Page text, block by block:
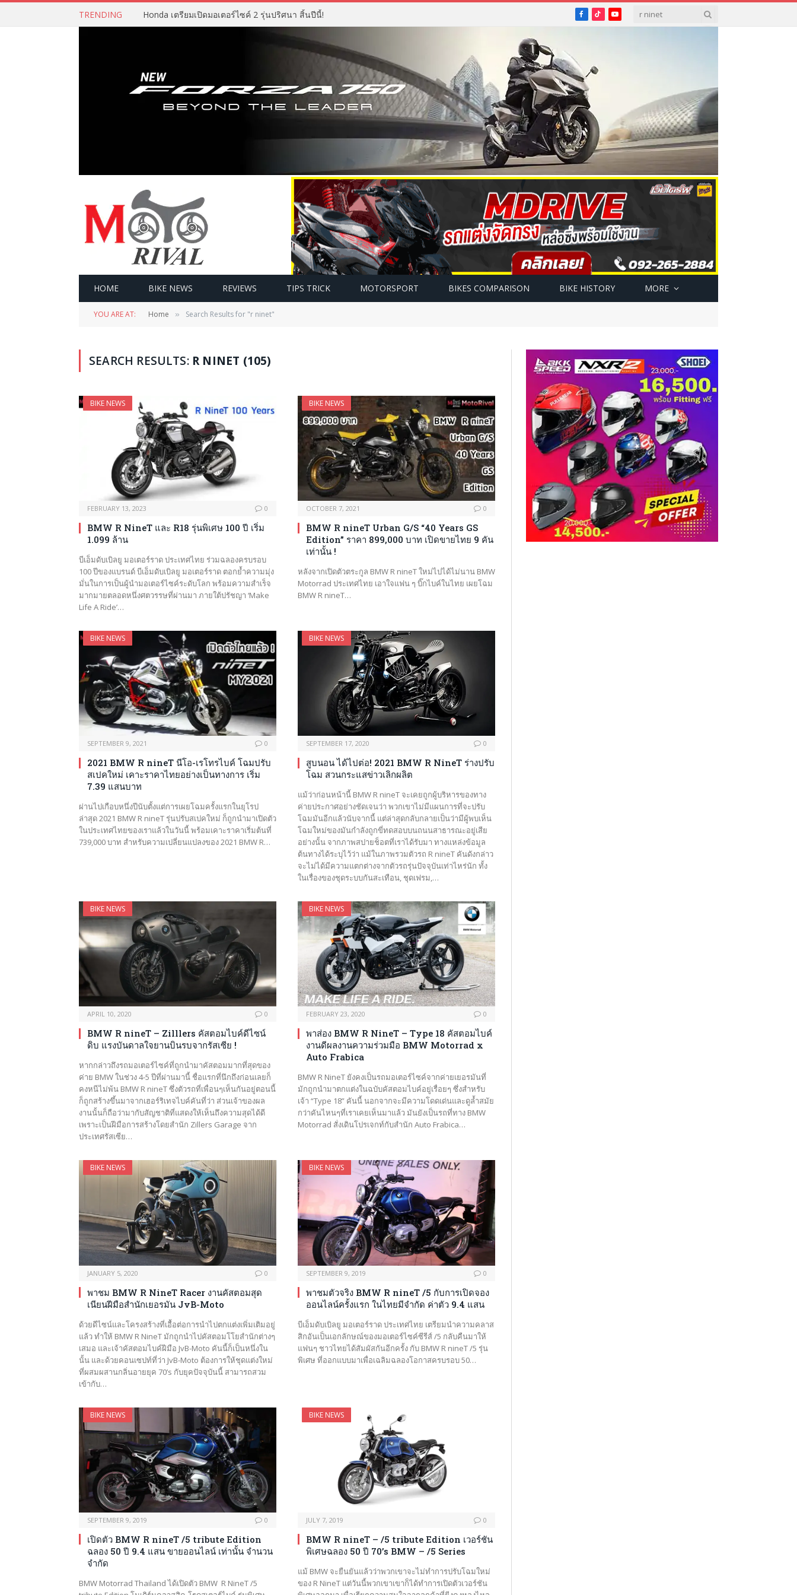
TRENDING Facebook
TikTokYouTube
HOME BIKE NEWS REVIEWS TIPS TRICK MOTORSPORT BIKES COMPARISON BIKE HISTORY MORE
YOU ARE AT: Home » Search Results for "r ninet"
SEARCH RESULTS: R NINET (105)
BIKE NEWS
FEBRUARY 13, 2023 0
BMW R NineT และ R18 รุ่นพิเศษ 100 ปี เริ่ม
1.099 ล้าน
บีเอ็มดับเบิลยู มอเตอร์ราด ประเทศไทย ร่วมฉลองครบรอบ
100 ปีของแบรนด์ บีเอ็มดับเบิลยู มอเตอร์ราด ตอกย้ำความมุ่ง
มั่นในการเป็นผู้นำมอเตอร์ไซค์ระดับโลก พร้อมความสำเร็จ
มากมายตลอดหนึ่งศตวรรษที่ผ่านมา ภายใต้ปรัชญา ‘Make
Life A Ride’…
BIKE NEWS
OCTOBER 7, 2021 0
BMW R nineT Urban G/S “40 Years GS
Edition” ราคา 899,000 บาท เปิดขายไทย 9 คัน
เท่านั้น !
หลังจากเปิดตัวตระกูล BMW R nineT ใหม่ไปได้ไม่นาน BMW
Motorrad ประเทศไทย เอาใจแฟน ๆ บิ๊กไบค์ในไทย เผยโฉม
BMW R nineT…
BIKE NEWS
SEPTEMBER 9, 2021 0
2021 BMW R nineT นีโอ-เรโทรไบค์ โฉมปรับ
สเปคใหม่ เคาะราคาไทยอย่างเป็นทางการ เริ่ม
7.39 แสนบาท
ผ่านไปเกือบหนึ่งปีนับตั้งแต่การเผยโฉมครั้งแรกในยุโรป
ล่าสุด 2021 BMW R nineT รุ่นปรับสเปคใหม่ ก็ถูกนำมาเปิดตัว
ในประเทศไทยของเราแล้วในวันนี้ พร้อมเคาะราคาเริ่มต้นที่
739,000 บาท สำหรับความเปลี่ยนแปลงของ 2021 BMW R…
BIKE NEWS
SEPTEMBER 17, 2020 0
สูบนอน ได้ไปต่อ! 2021 BMW R NineT ร่างปรับ
โฉม สวนกระแสข่าวเลิกผลิต
แม้ว่าก่อนหน้านี้ BMW R nineT จะเคยถูกผู้บริหารของทาง
ค่ายประกาศอย่างชัดเจนว่า พวกเขาไม่มีแผนการที่จะปรับ
โฉมมันอีกแล้วนับจากนี้ แต่ล่าสุดกลับกลายเป็นว่ามีผู้พบเห็น
โฉมใหม่ของมันกำลังถูกขี่ทดสอบบนถนนสาธารณะอยู่เสีย
อย่างนั้น จากภาพสปายช็อตที่เราได้รับมา ทางแหล่งข้อมูล
ต้นทางได้ระบุไว้ว่า แม้ในภาพรวมตัวรถ R nineT คันดังกล่าว
จะไม่ได้มีความแตกต่างจากตัวรถรุ่นปัจจุบันเท่าไหร่นัก ทั้ง
ในเรื่องของชุดระบบกันสะเทือน, ชุดเฟรม,…
BIKE NEWS
APRIL 10, 2020 0
BMW R nineT – Zilllers คัสตอมไบค์ดีไซน์
ดิบ แรงบันดาลใจยานบินรบจากรัสเซีย !
หากกล่าวถึงรถมอเตอร์ไซค์ที่ถูกนำมาคัสตอมมากที่สุดของ
ค่าย BMW ในช่วง 4-5 ปีที่ผ่านมานี้ ชื่อแรกที่นึกถึงก่อนเลยก็
คงหนีไม่พ้น BMW R nineT ซึ่งตัวรถที่เพื่อนๆเห็นกันอยู่ตอนนี้
ก็ถูกสร้างขึ้นมาจากเฮอร์ริเทจไบค์คันที่ว่า ส่วนเจ้าของผล
งานนั้นก็ถือว่ามากับสัญชาติที่แสดงให้เห็นถึงความสุดได้ดี
เพราะเป็นฝีมือการสร้างโดยสำนัก Zillers Garage จาก
ประเทศรัสเซีย…
BIKE NEWS
FEBRUARY 23, 2020 0
พาส่อง BMW R NineT – Type 18 คัสตอมไบค์
งานดีผลงานความร่วมมือ BMW Motorrad x
Auto Frabica
BMW R NineT ยังคงเป็นรถมอเตอร์ไซค์จากค่ายเยอรมันที่
มักถูกนำมาตกแต่งในฉบับคัสตอมไบค์อยู่เรื่อยๆ ซึ่งสำหรับ
เจ้า “Type 18” คันนี้ นอกจากจะมีความโดดเด่นและดูล้ำสมัย
กว่าคันไหนๆที่เราเคยเห็นมาแล้ว มันยังเป็นรถที่ทาง BMW
Motorrad สั่งเดินโปรเจกท์กับสำนัก Auto Frabica…
BIKE NEWS
JANUARY 5, 2020 0
พาชม BMW R NineT Racer งานคัสตอมสุด
เนียนฝีมือสำนักเยอรมัน JvB-Moto
ด้วยดีไซน์และโครงสร้างที่เอื้อต่อการนำไปตกแต่งเพิ่มเติมอยู่
แล้ว ทำให้ BMW R NineT มักถูกนำไปคัสตอมโโยสำนักต่างๆ
เสมอ และเจ้าคัสตอมไบค์ฝีมือ JvB-Moto คันนี้ก็เป็นหนึ่งใน
นั้น และด้วยคอนเซปท์ที่ว่า JvB-Moto ต้องการให้ชุดแต่งใหม่
ที่ผสมผสานกลิ่นอายยุค 70’s กับยุคปัจจุบันนี้ สามารถสวม
เข้ากับ…
BIKE NEWS
SEPTEMBER 9, 2019 0
พาชมตัวจริง BMW R nineT /5 กับการเปิดจอง
ออนไลน์ครั้งแรก ในไทยมีจำกัด ค่าตัว 9.4 แสน
บีเอ็มดับเบิลยู มอเตอร์ราด ประเทศไทย เตรียมนำความคลาส
สิกอันเป็นเอกลักษณ์ของมอเตอร์ไซค์ซีรีส์ /5 กลับคืนมาให้
แฟนๆ ชาวไทยได้สัมผัสกันอีกครั้ง กับ BMW R nineT /5 รุ่น
พิเศษ ที่ออกแบบมาเพื่อเฉลิมฉลองโอกาสครบรอบ 50…
BIKE NEWS
SEPTEMBER 9, 2019 0
เปิดตัว BMW R nineT /5 tribute Edition
ฉลอง 50 ปี 9.4 แสน ขายออนไลน์ เท่านั้น จำนวน
จำกัด
BMW Motorrad Thailand ได้เปิดตัว BMW R NineT /5
BIKE NEWS
JULY 7, 2019 0
BMW R nineT – /5 tribute Edition เวอร์ชัน
พิเศษฉลอง 50 ปี 70’s BMW – /5 Series
แม้ BMW จะยืนยันแล้วว่าพวกเขาจะไม่ทำการปรับโฉมใหม่
ของ R NineT แต่วันนี้พวกเขาเขาก็ได้ทำการเปิดตัวเวอร์ชัน